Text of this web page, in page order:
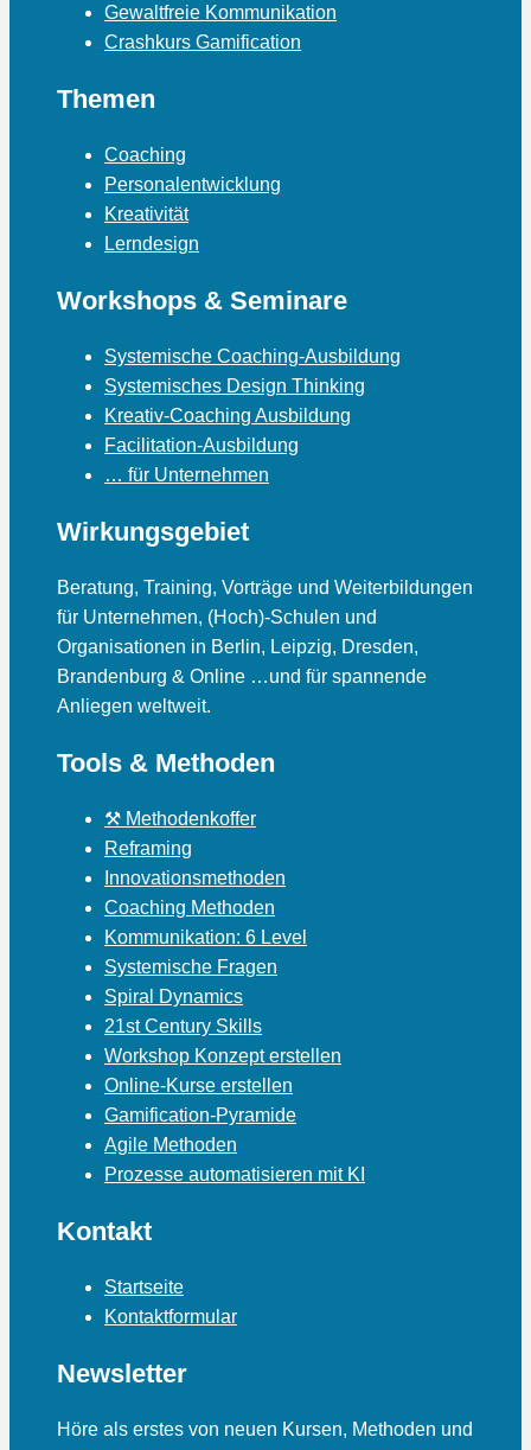
Gewaltfreie Kommunikation
Crashkurs Gamification
Themen
Coaching
Personalentwicklung
Kreativität
Lerndesign
Workshops & Seminare
Systemische Coaching-Ausbildung
Systemisches Design Thinking
Kreativ-Coaching Ausbildung
Facilitation-Ausbildung
… für Unternehmen
Wirkungsgebiet
Beratung, Training, Vorträge und Weiterbildungen
für Unternehmen, (Hoch)-Schulen und
Organisationen in Berlin, Leipzig, Dresden,
Brandenburg & Online …und für spannende
Anliegen weltweit.
Tools & Methoden
⚒ Methodenkoffer
Reframing
Innovationsmethoden
Coaching Methoden
Kommunikation: 6 Level
Systemische Fragen
Spiral Dynamics
21st Century Skills
Workshop Konzept erstellen
Online-Kurse erstellen
Gamification-Pyramide
Agile Methoden
Prozesse automatisieren mit KI
Kontakt
Startseite
Kontaktformular
Newsletter
Höre als erstes von neuen Kursen, Methoden und